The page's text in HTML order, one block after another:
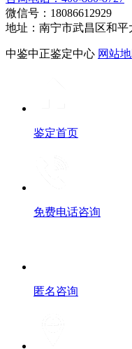
微信号：18086612929
地址：南宁市武昌区和平
中鉴中正鉴定中心 网站
鉴定首页
免费电话咨询
匿名咨询